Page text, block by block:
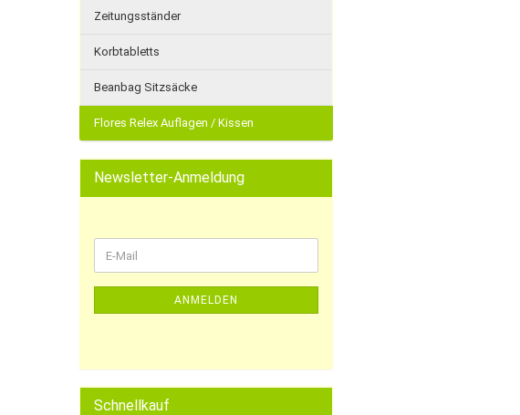
Zeitungsständer
Korbtabletts
Beanbag Sitzsäcke
Flores Relex Auflagen / Kissen
Newsletter-Anmeldung
ANMELDEN
Schnellkauf